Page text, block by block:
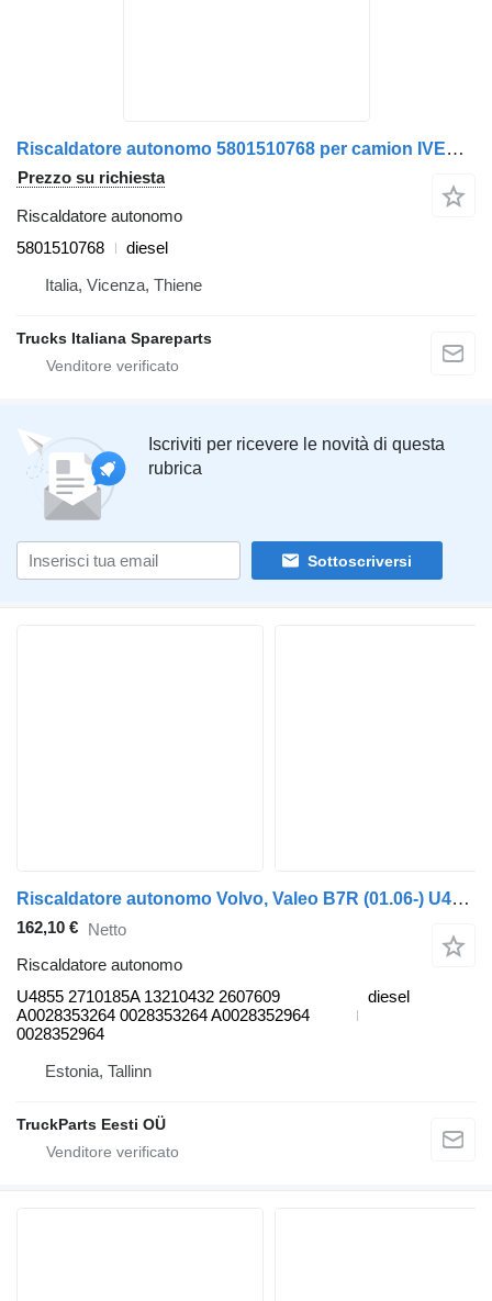
Riscaldatore autonomo 5801510768 per camion IVECO Stralis 2013>
Prezzo su richiesta
Riscaldatore autonomo
5801510768
diesel
Italia, Vicenza, Thiene
Trucks Italiana Spareparts
Iscriviti per ricevere le novità di questa
rubrica
Sottoscriversi
Riscaldatore autonomo Volvo, Valeo B7R (01.06-) U4855 2710185A per autobus Volvo B7, B8, B9, B12 bus (2005-)
162,10 € Netto
Riscaldatore autonomo
U4855 2710185A 13210432 2607609
A0028353264 0028353264 A0028352964
0028352964
diesel
Estonia, Tallinn
TruckParts Eesti OÜ